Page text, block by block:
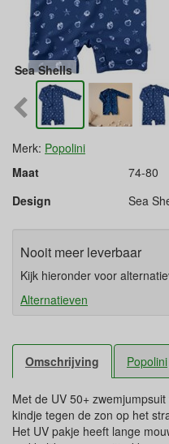
Sea Shells
Merk: Popolini
Maat
74-80
Design
Sea
Nooit meer leverbaar
Kijk hieronder voor
Alternatieven
Omschrijving Popolini
Met de UV 50+
kindje tegen de zon op het
Het UV pakje heeft lange